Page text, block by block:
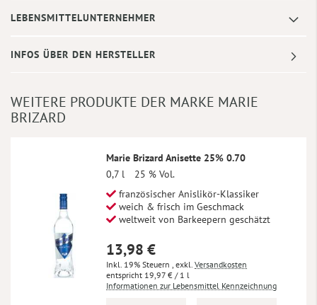
LEBENSMITTELUNTERNEHMER
INFOS ÜBER DEN HERSTELLER
WEITERE PRODUKTE DER MARKE MARIE
BRIZARD
Marie Brizard Anisette 25% 0.70
0,7 l
25 % Vol.
französischer Anislikör-Klassiker
weich & frisch im Geschmack
weltweit von Barkeepern geschätzt
13,98 €
Inkl. 19% Steuern , exkl. Versandkosten
19,97 € / 1 l
Informationen zur Lebensmittel Kennzeichnung